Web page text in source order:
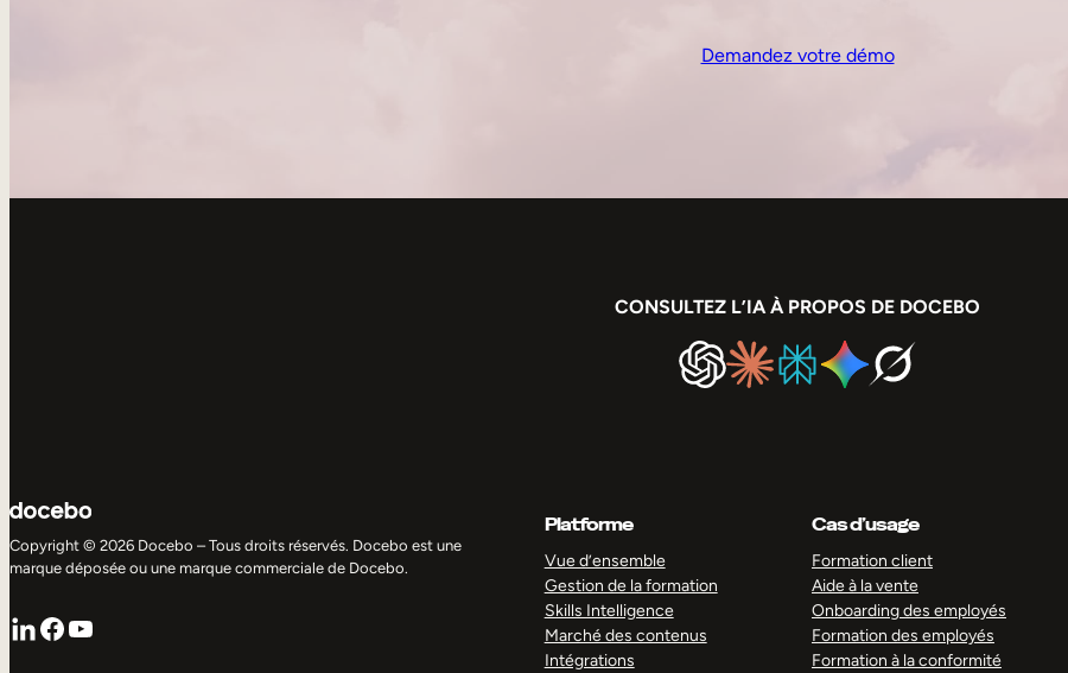
Demandez votre démo
CONSULTEZ L’IA À PROPOS DE DOCEBO
Copyright © 2026 Docebo – Tous droits réservés. Docebo est une
marque déposée ou une marque commerciale de Docebo.
LinkedIn
Facebook
YouTube
Platforme
Vue d’ensemble
Gestion de la formation
Skills Intelligence
Marché des contenus
Intégrations
Cas d’usage
Formation client
Aide à la vente
Onboarding des employés
Formation des employés
Formation à la conformité